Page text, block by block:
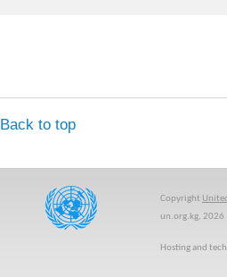
Back to top
Copyright
un.org.kg, 2026
Hosting and